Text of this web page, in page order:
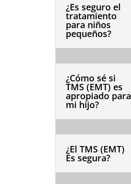
¿Es seguro el
tratamiento
para niños
pequeños?
¿Cómo sé si
TMS (EMT) es
apropiado para
mi hijo?
¿El TMS (EMT)
Es segura?